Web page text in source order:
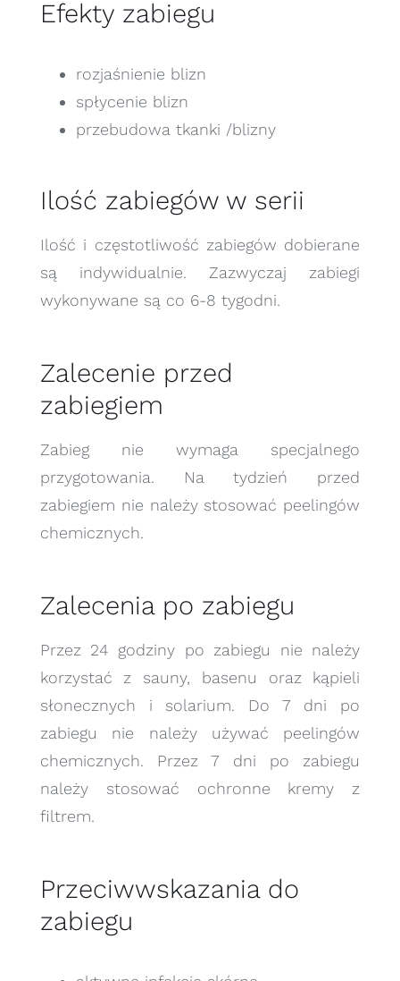
Efekty zabiegu
rozjaśnienie blizn
spłycenie blizn
przebudowa tkanki /blizny
Ilość zabiegów w serii
Ilość i częstotliwość zabiegów dobierane
są indywidualnie. Zazwyczaj zabiegi
wykonywane są co 6-8 tygodni.
Zalecenie przed
zabiegiem
Zabieg nie wymaga specjalnego
przygotowania. Na tydzień przed
zabiegiem nie należy stosować peelingów
chemicznych.
Zalecenia po zabiegu
Przez 24 godziny po zabiegu nie należy
korzystać z sauny, basenu oraz kąpieli
słonecznych i solarium. Do 7 dni po
zabiegu nie należy używać peelingów
chemicznych. Przez 7 dni po zabiegu
należy stosować ochronne kremy z
filtrem.
Przeciwwskazania do
zabiegu